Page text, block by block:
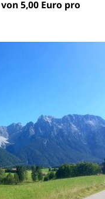
5,00 Euro pro